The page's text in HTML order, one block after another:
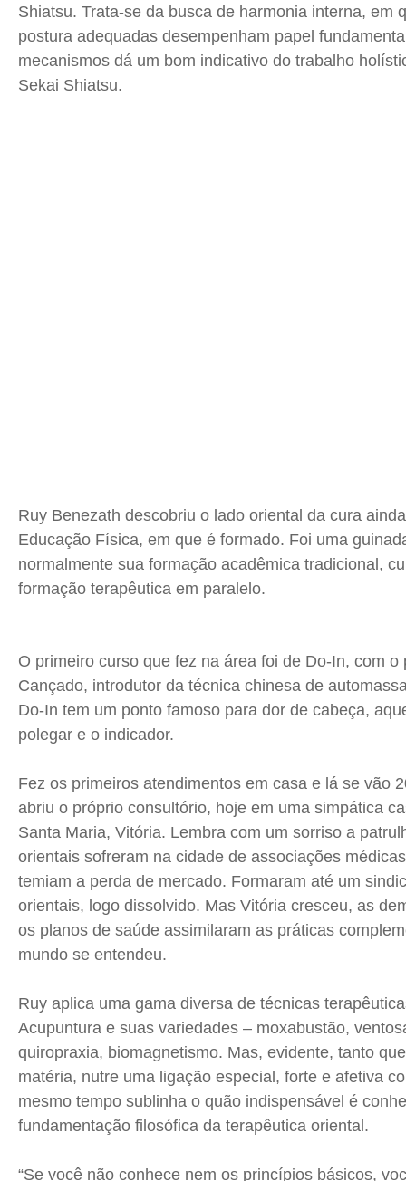
Shiatsu. Trata-se da busca de harmonia interna, em
postura adequadas desempenham papel
mecanismos dá um bom indicativo do trabalho
Sekai Shiatsu.
Ruy Benezath descobriu o lado oriental da cura
Educação Física, em que é formado. Foi uma
normalmente sua formação acadêmica tradicional,
formação terapêutica em paralelo.
O primeiro curso que fez na área foi de Do-In, com
Cançado, introdutor da técnica chinesa de
Do-In tem um ponto famoso para dor de cabeça,
polegar e o indicador.
Fez os primeiros atendimentos em casa e lá se vão
abriu o próprio consultório, hoje em uma simpática
Santa Maria, Vitória. Lembra com um sorriso a
orientais sofreram na cidade de associações
temiam a perda de mercado. Formaram até um
orientais, logo dissolvido. Mas Vitória cresceu, as
os planos de saúde assimilaram as práticas
mundo se entendeu.
Ruy aplica uma gama diversa de técnicas
Acupuntura e suas variedades – moxabustão,
quiropraxia, biomagnetismo. Mas, evidente, tanto
matéria, nutre uma ligação especial, forte e afetiva
mesmo tempo sublinha o quão indispensável é
fundamentação filosófica da terapêutica oriental.
“Se você não conhece nem os princípios básicos,